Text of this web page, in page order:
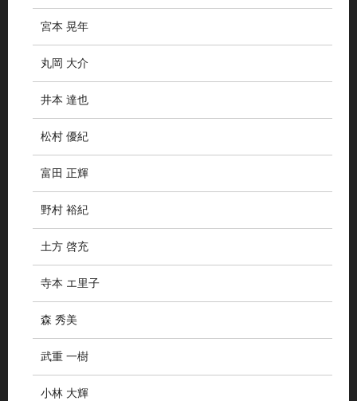
宮本 晃年
丸岡 大介
井本 達也
松村 優紀
富田 正輝
野村 裕紀
土方 啓充
寺本 エ里子
森 秀美
武重 一樹
小林 大輝